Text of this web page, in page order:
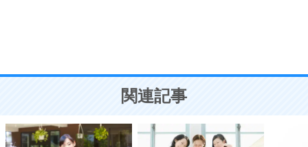
ことが大切。
関連記事